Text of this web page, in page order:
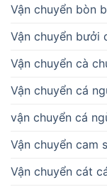
Vận chuyển bòn
Vận chuyển bưởi
Vận chuyển cà
Vận chuyển cá
vận chuyển cá
Vận chuyển cam
Vận chuyển cát